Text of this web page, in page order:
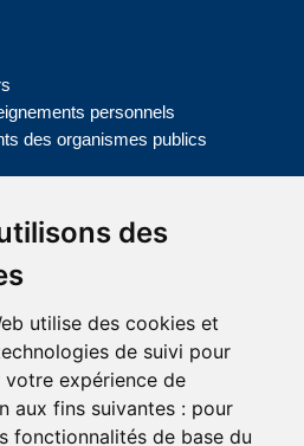
des
utilise des cookies et
de suivi pour
votre expérience de
aux fins suivantes : pour
fonctionnalités de base du
personnels
des organismes publics
G5C 1P5